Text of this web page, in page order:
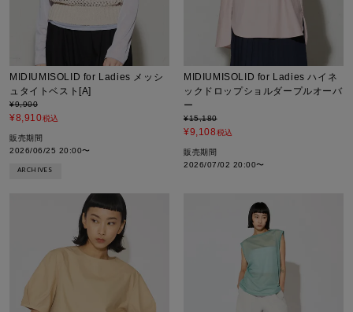
MIDIUMISOLID for Ladies メッシ
ュタイトベスト[A]
¥9,900
¥8,910税込
販売期間
2026/06/25 20:00〜
ARCHIVES
MIDIUMISOLID for Ladies ハイネ
ックドロップショルダープルオーバ
ー
¥15,180
¥9,108税込
販売期間
2026/07/02 20:00〜